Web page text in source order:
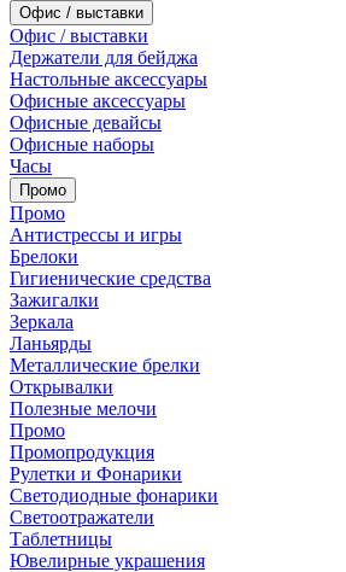
Офис / выставки
Офис / выставки
Держатели для бейджа
Настольные аксессуары
Офисные аксессуары
Офисные девайсы
Офисные наборы
Часы
Промо
Промо
Антистрессы и игры
Брелоки
Гигиенические средства
Зажигалки
Зеркала
Ланьярды
Металлические брелки
Открывалки
Полезные мелочи
Промо
Промопродукция
Рулетки и Фонарики
Светодиодные фонарики
Светоотражатели
Таблетницы
Ювелирные украшения